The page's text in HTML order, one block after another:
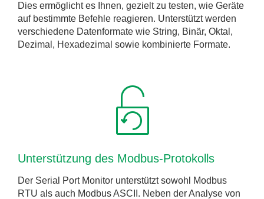
Dies ermöglicht es Ihnen, gezielt zu testen, wie Geräte
auf bestimmte Befehle reagieren. Unterstützt werden
verschiedene Datenformate wie String, Binär, Oktal,
Dezimal, Hexadezimal sowie kombinierte Formate.
Unterstützung des Modbus-Protokolls
Der Serial Port Monitor unterstützt sowohl Modbus
RTU als auch Modbus ASCII. Neben der Analyse von